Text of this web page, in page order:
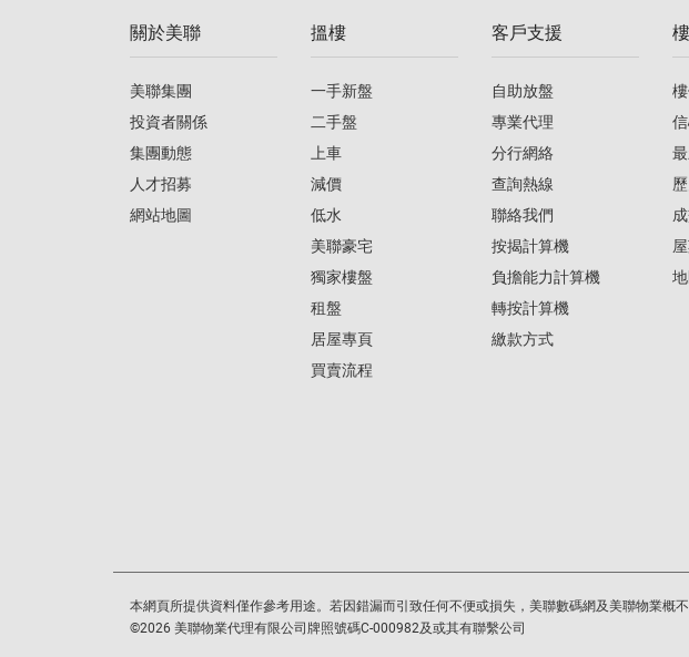
美聯信心指數 較上週 0.7% 03/08/2026)
關於美聯
美聯集團
投資者關係
集團動態
人才招募
網站地圖
搵樓
一手新盤
二手盤
上車
減價
低水
美聯豪宅
獨家樓盤
租盤
居屋專頁
買賣流程
客戶支援
自助放盤
專業代理
分行網絡
查詢熱線
聯絡我們
按揭計算機
負擔能力計算機
轉按計算機
繳款方式
本網頁所提供資料僅作參考用途。若因錯漏而引致任何不便或損失，美聯數碼網及美聯物業概不
©2026 美聯物業代理有限公司牌照號碼C-000982及或其有聯繫公司